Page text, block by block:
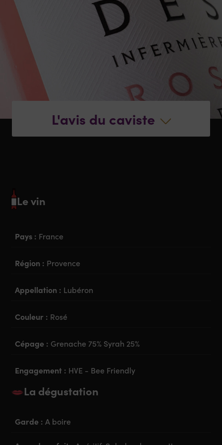
L'avis du caviste
Le vin
Pays : France
Région : Provence
Appellation : Lubéron
Couleur : Rosé
Cépage : Grenache 75% Syrah 25%
Engagement : HVE - Bee Friendly
La dégustation
Garde :A boire